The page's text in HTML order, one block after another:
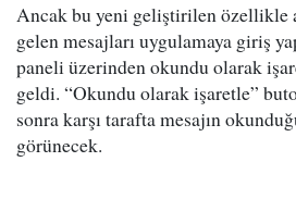
Ancak bu yeni geliştirilen özellikle
gelen mesajları uygulamaya giriş
paneli üzerinden okundu olarak
geldi. “Okundu olarak işaretle”
sonra karşı tarafta mesajın
görünecek.